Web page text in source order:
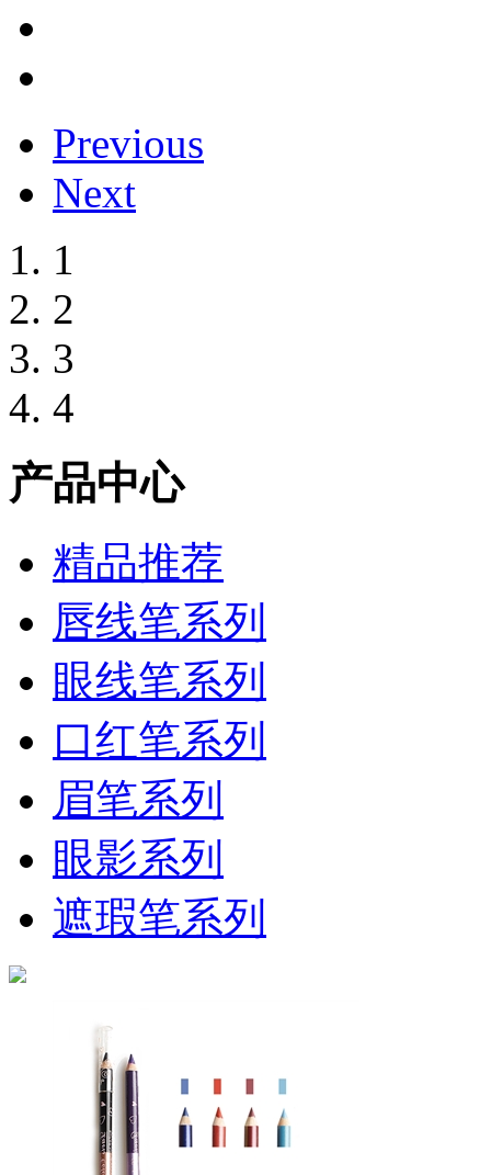
Previous
Next
1
2
3
4
产品中心
精品推荐
唇线笔系列
眼线笔系列
口红笔系列
眉笔系列
眼影系列
遮瑕笔系列